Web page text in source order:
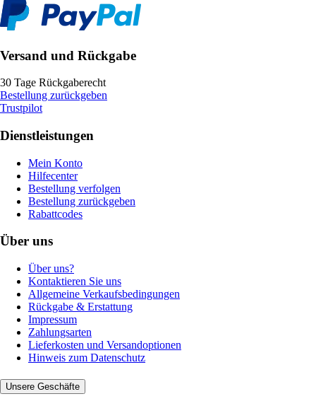
Versand und Rückgabe
30 Tage Rückgaberecht
Bestellung zurückgeben
Trustpilot
Dienstleistungen
Mein Konto
Hilfecenter
Bestellung verfolgen
Bestellung zurückgeben
Rabattcodes
Über uns
Über uns?
Kontaktieren Sie uns
Allgemeine Verkaufsbedingungen
Rückgabe & Erstattung
Impressum
Zahlungsarten
Lieferkosten und Versandoptionen
Hinweis zum Datenschutz
Unsere Geschäfte